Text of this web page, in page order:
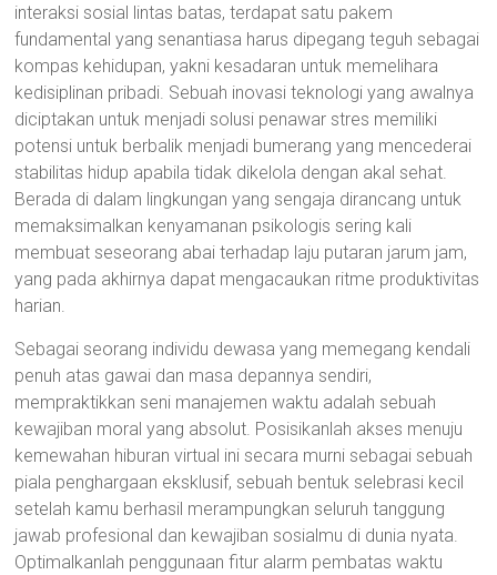
interaksi sosial lintas batas, terdapat satu pakem
fundamental yang senantiasa harus dipegang teguh sebagai
kompas kehidupan, yakni kesadaran untuk memelihara
kedisiplinan pribadi. Sebuah inovasi teknologi yang awalnya
diciptakan untuk menjadi solusi penawar stres memiliki
potensi untuk berbalik menjadi bumerang yang mencederai
stabilitas hidup apabila tidak dikelola dengan akal sehat.
Berada di dalam lingkungan yang sengaja dirancang untuk
memaksimalkan kenyamanan psikologis sering kali
membuat seseorang abai terhadap laju putaran jarum jam,
yang pada akhirnya dapat mengacaukan ritme produktivitas
harian.
Sebagai seorang individu dewasa yang memegang kendali
penuh atas gawai dan masa depannya sendiri,
mempraktikkan seni manajemen waktu adalah sebuah
kewajiban moral yang absolut. Posisikanlah akses menuju
kemewahan hiburan virtual ini secara murni sebagai sebuah
piala penghargaan eksklusif, sebuah bentuk selebrasi kecil
setelah kamu berhasil merampungkan seluruh tanggung
jawab profesional dan kewajiban sosialmu di dunia nyata.
Optimalkanlah penggunaan fitur alarm pembatas waktu